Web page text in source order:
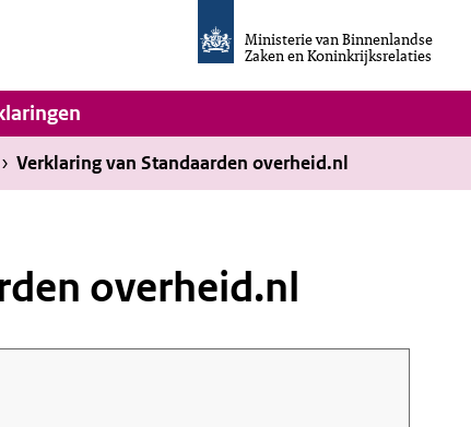
Ministerie van Binnenlandse
Zaken en Koninkrijksrelaties
van
Invulassistent
Toegankelijkheidsverklaring
› Verklaring van Standaarden overheid.nl
overheid.nl